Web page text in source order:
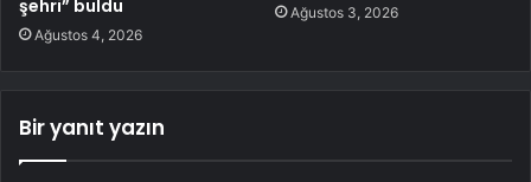
şehri” buldu
Ağustos 4, 2026
Ağustos 3, 2026
Bir yanıt yazın